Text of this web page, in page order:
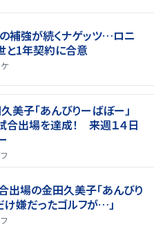
補強が続くナゲッツ…ロニ
と1年契約に合意
久美子「あんびりーばぼー」
合出場を達成！ 来週１４日
出場の金田久美子「あんびり
け嫌だったゴルフが…」